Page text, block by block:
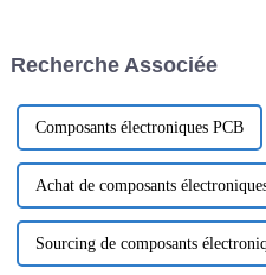
sélectionner le bon matériau...
Recherche Associée
Composants électroniques PCB
Achat de composants
Sourcing de composants